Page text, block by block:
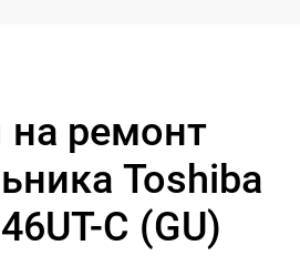
ремонт
Toshiba
C (GU)